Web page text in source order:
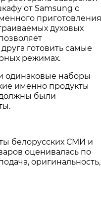
от Samsung с
приготовления
духовых
готовить самые
режимах.
одинаковые наборы
именно продукты
были
белорусских СМИ и
оценивалась по
оригинальность,